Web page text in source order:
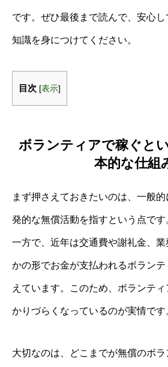
です。ぜひ最後まで読んで、安心
知識を身につけてください。
目次 [表示]
ボランティアで稼ぐと
本的な仕組
まず押さえておきたいのは、一般
発的な無償活動を指すという点です
一方で、近年は交通費や謝礼金、
かの形でお金が支払われるボラン
えています。このため、ボランテ
かりづらくなっているのが実情です
大切なのは、どこまでが無償のボ